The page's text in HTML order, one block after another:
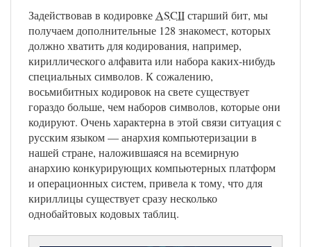
Задействовав в кодировке ASCIIстарший бит, мы
получаем дополнительные 128 знакомест, которых
должно хватить для кодирования, например,
кириллического алфавита или набора каких-нибудь
специальных символов. К сожалению,
восьмибитных кодировок на свете существует
гораздо больше, чем наборов символов, которые они
кодируют. Очень характерна в этой связи ситуация с
русским языком — анархия компьютеризации в
нашей стране, наложившаяся на всемирную
анархию конкурирующих компьютерных платформ
и операционных систем, привела к тому, что для
кириллицы существует сразу несколько
однобайтовых кодовых таблиц.